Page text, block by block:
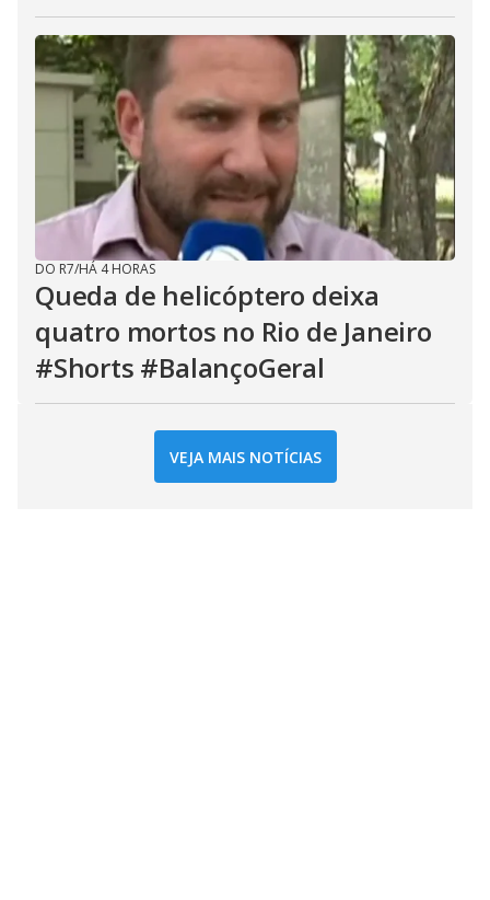
DO R7/HÁ 4 HORAS
Queda de helicóptero deixa
quatro mortos no Rio de Janeiro
#Shorts #BalançoGeral
VEJA MAIS NOTÍCIAS